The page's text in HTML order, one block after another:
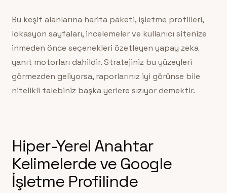
Bu keşif alanlarına harita paketi, işletme profilleri,
lokasyon sayfaları, incelemeler ve kullanıcı sitenize
inmeden önce seçenekleri özetleyen yapay zeka
yanıt motorları dahildir. Stratejiniz bu yüzeyleri
görmezden geliyorsa, raporlarınız iyi görünse bile
nitelikli talebiniz başka yerlere sızıyor demektir.
Hiper-Yerel Anahtar
Kelimelerde ve Google
İşletme Profilinde